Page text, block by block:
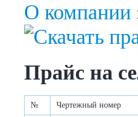
О компании
Прайс на
№ Чертежный номер